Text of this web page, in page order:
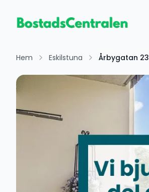
Hem Eskilstuna Årbygatan 23